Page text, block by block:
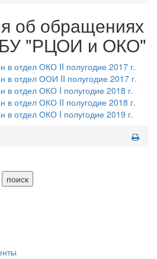
об обращениях
"РЦОИ и ОКО"
в отдел ОКО II полугодие 2017 г.
в отдел ООИ II полугодие 2017 г.
в отдел ОКО I полугодие 2018 г.
в отдел ОКО II полугодие 2018 г.
в отдел ОКО I полугодие 2019 г.